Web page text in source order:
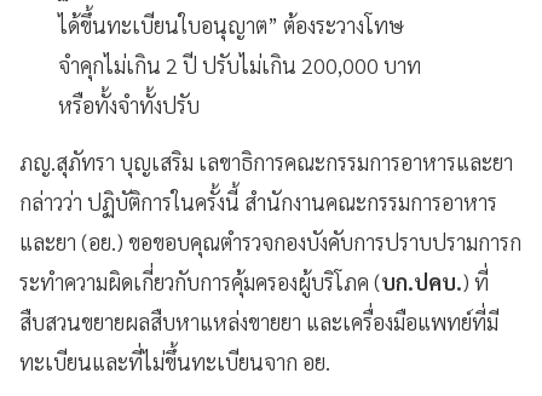
ได้ขึ้นทะเบียนใบอนุญาต” ต้องระวางโทษ
จำคุกไม่เกิน 2 ปี ปรับไม่เกิน 200,000 บาท
หรือทั้งจำทั้งปรับ
ภญ.สุภัทรา บุญเสริม เลขาธิการคณะกรรมการอาหารและยา
กล่าวว่า ปฏิบัติการในครั้งนี้ สำนักงานคณะกรรมการอาหาร
และยา (อย.) ขอขอบคุณตำรวจกองบังคับการปราบปรามการก
ระทำความผิดเกี่ยวกับการคุ้มครองผู้บริโภค (บก.ปคบ.) ที่
สืบสวนขยายผลสืบหาแหล่งขายยา และเครื่องมือแพทย์ที่มี
ทะเบียนและที่ไม่ขึ้นทะเบียนจาก อย.